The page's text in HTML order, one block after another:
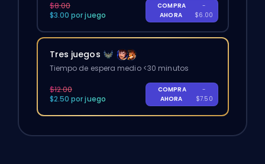
$8.00
$3.00 por juego
COMPRA
AHORA
-
$6.00
Tres juegos
Tiempo de espera medio <30 minutos
$12.00
$2.50 por juego
COMPRA
AHORA
-
$7.50